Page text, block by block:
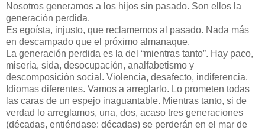
Nosotros generamos a los hijos sin pasado. Son ellos la
generación perdida.
Es egoísta, injusto, que reclamemos al pasado. Nada más
en descampado que el próximo almanaque.
La generación perdida es la del “mientras tanto”. Hay paco,
miseria, sida, desocupación, analfabetismo y
descomposición social. Violencia, desafecto, indiferencia.
Idiomas diferentes. Vamos a arreglarlo. Lo prometen todas
las caras de un espejo inaguantable. Mientras tanto, si de
verdad lo arreglamos, una, dos, acaso tres generaciones
(décadas, entiéndase: décadas) se perderán en el mar de